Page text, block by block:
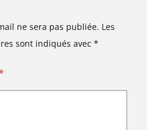
ne sera pas publiée. Les
sont indiqués avec *